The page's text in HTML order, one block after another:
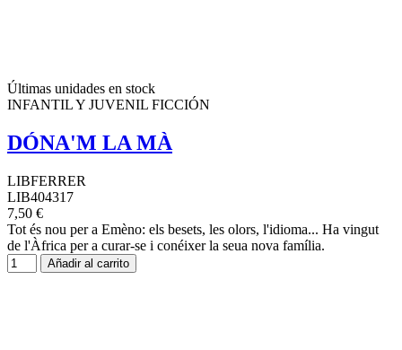
Últimas unidades en stock
INFANTIL Y JUVENIL FICCIÓN
DÓNA'M LA MÀ
LIBFERRER
LIB404317
7,50 €
Tot és nou per a Emèno: els besets, les olors, l'idioma... Ha vingut
de l'Àfrica per a curar-se i conéixer la seua nova família.
Añadir al carrito